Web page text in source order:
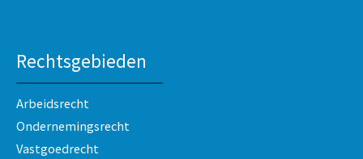
Rechtsgebieden
Arbeidsrecht
Ondernemingsrecht
Vastgoedrecht